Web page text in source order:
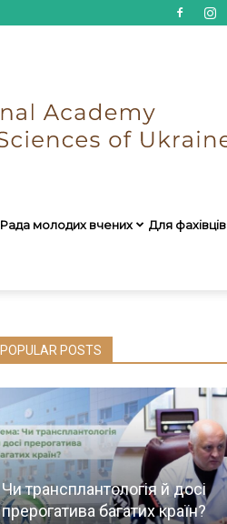
Рада молодих вчених Для фахівців
POPULAR POSTS
Чи трансплантологія й досі
прерогатива багатих країн?